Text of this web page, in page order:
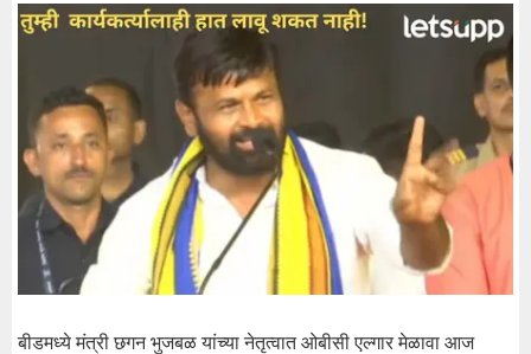
बीडमध्ये मंत्री छगन भुजबळ यांच्या नेतृत्वात ओबीसी एल्गार मेळावा आज